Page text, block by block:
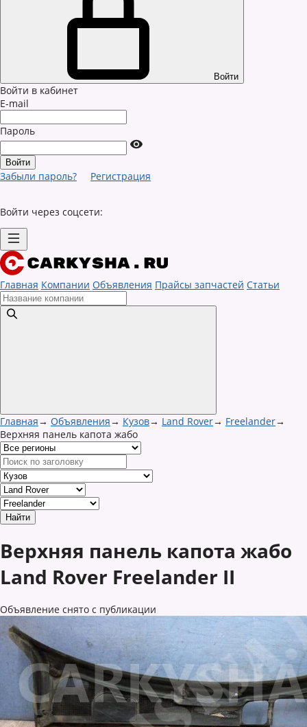
Войти
Войти в кабинет
E-mail
Пароль
Забыли пароль? Регистрация
Войти через соцсети:
Главная Компании Объявления Прайсы запчастей Статьи
Главная→ Объявления→ Кузов→ Land Rover→ Freelander→
Верхняя панель капота жабо
Верхняя панель капота жабо
Land Rover Freelander II
Объявление снято с публикации